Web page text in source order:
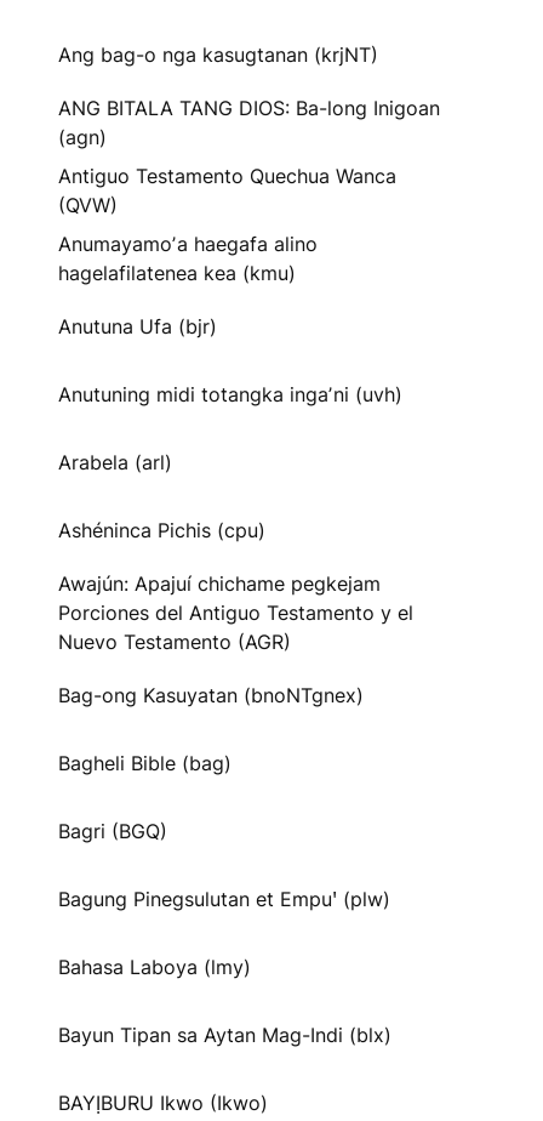
Ang bag-o nga kasugtanan (krjNT)
ANG BITALA TANG DIOS: Ba-long Inigoan
(agn)
Antiguo Testamento Quechua Wanca
(QVW)
Anumayamoʼa haegafa alino
hagelafilatenea kea (kmu)
Anutuna Ufa (bjr)
Anutuning midi totangka ingaʼni (uvh)
Arabela (arl)
Ashéninca Pichis (cpu)
Awajún: Apajuí chichame pegkejam
Porciones del Antiguo Testamento y el
Nuevo Testamento (AGR)
Bag-ong Kasuyatan (bnoNTgnex)
Bagheli Bible (bag)
Bagri (BGQ)
Bagung Pinegsulutan et Empuꞌ (plw)
Bahasa Laboya (lmy)
Bayun Tipan sa Aytan Mag-Indi (blx)
BAYỊBURU Ikwo (Ikwo)